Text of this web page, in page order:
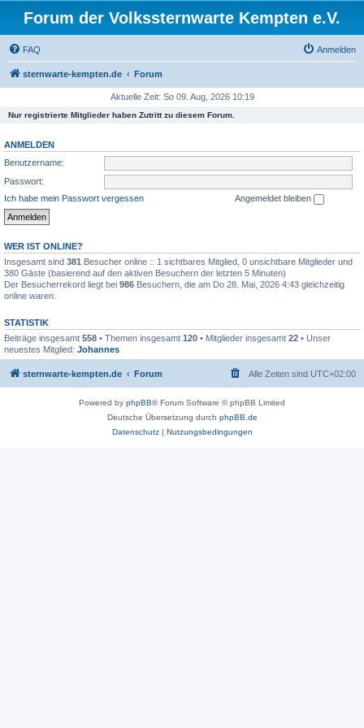
Forum der Volkssternwarte Kempten e.V.
FAQ Anmelden
sternwarte-kempten.de Forum
Aktuelle Zeit: So 09. Aug, 2026 10:19
Nur registrierte Mitglieder haben Zutritt zu diesem Forum.
ANMELDEN
Benutzername:
Passwort:
Ich habe mein Passwort vergessen
Angemeldet bleiben
WER IST ONLINE?
Insgesamt sind 381 Besucher online :: 1 sichtbares Mitglied, 0 unsichtbare Mitglieder und
380 Gäste (basierend auf den aktiven Besuchern der letzten 5 Minuten)
Der Besucherrekord liegt bei 986 Besuchern, die am Do 28. Mai, 2026 4:43 gleichzeitig
online waren.
STATISTIK
Beiträge insgesamt 558 • Themen insgesamt 120 • Mitglieder insgesamt 22 • Unser
neuestes Mitglied: Johannes
sternwarte-kempten.de Forum Alle Zeiten sind UTC+02:00
Powered by phpBB® Forum Software © phpBB Limited
Deutsche Übersetzung durch phpBB.de
Datenschutz| Nutzungsbedingungen